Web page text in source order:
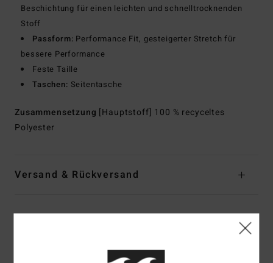
Beschichtung für einen leichten und schnelltrocknenden
Stoff
Passform: Performance Fit, gesteigerter Stretch für
bessere Performance
Feste Taille
Taschen: Seitentasche
Zusammensetzung [Hauptstoff] 100 % recyceltes
Polyester
Versand & Rückversand